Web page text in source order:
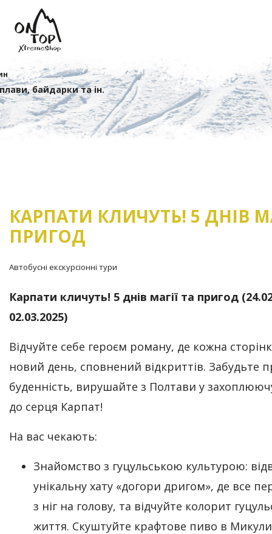
байдарки та ін.
КАРПАТИ КЛИЧУТЬ! 5 ДНІВ
ПРИГОД
Автобусні екскурсіонні тури
Карпати кличуть! 5 днів магії та пригод
02.03.2025)
Відчуйте себе героєм роману, де кожна
новий день, сповнений відкриттів. Забудьте
буденність, вирушайте з Полтави у
до серця Карпат!
На вас чекають:
Знайомство з гуцульською культурою:
унікальну хату «догори дригом», де все
з ніг на голову, та відчуйте колорит
життя. Скуштуйте крафтове пиво в